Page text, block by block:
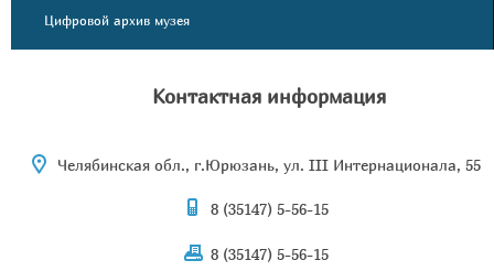
Цифровой архив музея
Контактная информация
Челябинская обл., г.Юрюзань, ул. III Интернационала, 55
8 (35147) 5-56-15
8 (35147) 5-56-15